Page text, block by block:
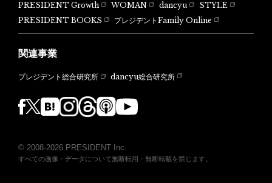
PRESIDENT Growth WOMAN dancyu
STYLE
PRESIDENT BOOKS
プレジデントFamily Online
関連事業
プレジデント総合研究所 dancyu総合研究所
© 2008-2026 PRESIDENT Inc.
すべての画像・データについて無断転用・無断転載を禁じます。